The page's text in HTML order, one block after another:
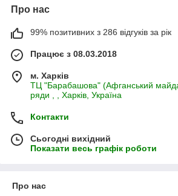
Про нас
99% позитивних з 286 відгуків за рік
Працює з 08.03.2018
м. Харків
ТЦ "Барабашова" (Афганський
ряди , , Харків, Україна
Контакти
Сьогодні вихідний
Показати весь графік роботи
Про нас